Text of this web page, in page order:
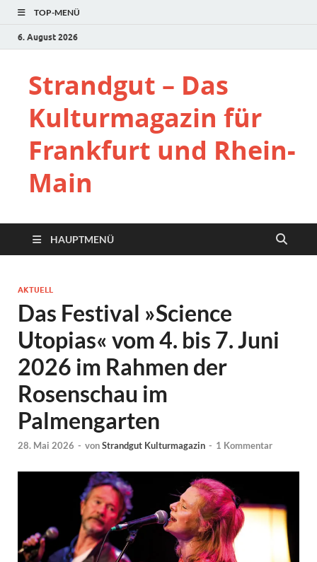
TOP-MENÜ
6. August 2026
Strandgut – Das
Kulturmagazin für
Frankfurt und Rhein-
Main
HAUPTMENÜ
AKTUELL
Das Festival »Science
Utopias« vom 4. bis 7. Juni
2026 im Rahmen der
Rosenschau im
Palmengarten
28. Mai 2026 - vonStrandgut Kulturmagazin - 1 Kommentar